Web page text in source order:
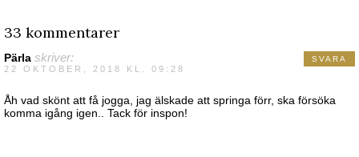
33 kommentarer
Pärla skriver:
22 OKTOBER, 2018 KL. 09:28
Åh vad skönt att få jogga, jag älskade att springa förr, ska försöka
komma igång igen.. Tack för inspon!
SVARA